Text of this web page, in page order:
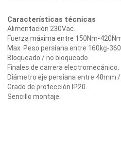
Características técnicas
Alimentación 230Vac.
Fuerza máxima entre 150Nm-
Max. Peso persiana entre 160kg-
Bloqueado / no bloqueado.
Finales de carrera electromecánico.
Diámetro eje persiana entre 48mm
Grado de protección IP20.
Sencillo montaje.